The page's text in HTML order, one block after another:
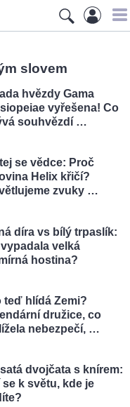
slovem
hvězdy Gama
vyřešena! Co
souhvězdí …
se vědce: Proč
Helix křičí?
zvuky …
díra vs bílý trpaslík:
velká
hostina?
teď hlídá Zemi?
družice, co
nebezpečí, …
dvojčata s knírem:
se k světu, kde je